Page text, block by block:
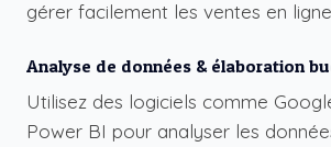
gérer facilement les ventes en
Analyse de données & élaboration
Utilisez des logiciels comme
Power BI pour analyser les